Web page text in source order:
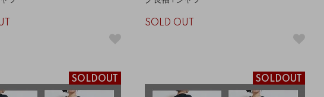
SOLD OUT
SOLDOUT SOLDOUT